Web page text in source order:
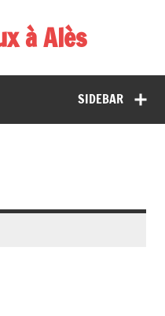
à Alès
tournois
SIDEBAR